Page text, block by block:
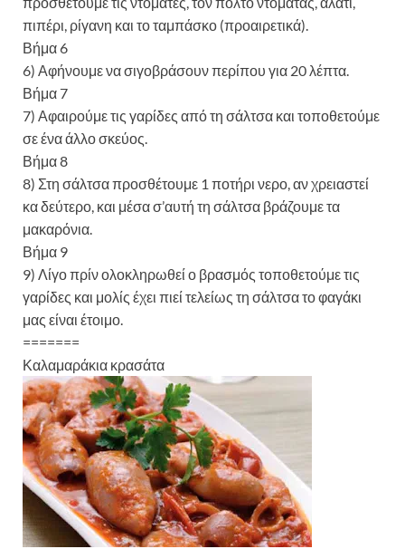
πιπέρι, ρίγανη και το ταμπάσκο (προαιρετικά).
Βήμα 6
6) Αφήνουμε να σιγοβράσουν περίπου για 20 λέπτα.
Βήμα 7
7) Αφαιρούμε τις γαρίδες από τη σάλτσα και τοποθετούμε
σε ένα άλλο σκεύος.
Βήμα 8
8) Στη σάλτσα προσθέτουμε 1 ποτήρι νερο, αν χρειαστεί
κα δεύτερο, και μέσα σ’αυτή τη σάλτσα βράζουμε τα
μακαρόνια.
Βήμα 9
9) Λίγο πρίν ολοκληρωθεί ο βρασμός τοποθετούμε τις
γαρίδες και μολίς έχει πιεί τελείως τη σάλτσα το φαγάκι
μας είναι έτοιμο.
=======
Καλαμαράκια κρασάτα